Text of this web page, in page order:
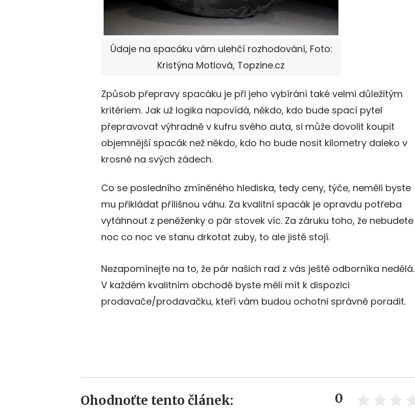
Údaje na spacáku vám ulehčí rozhodování, Foto:
Kristýna Motlová, Topzine.cz
Způsob přepravy spacáku je při jeho vybírání také velmi důležitým
kritériem. Jak už logika napovídá, někdo, kdo bude spací pytel
přepravovat výhradně v kufru svého auta, si může dovolit koupit
objemnější spacák než někdo, kdo ho bude nosit kilometry daleko v
krosně na svých zádech.
Co se posledního zmíněného hlediska, tedy ceny, týče, neměli byste
mu přikládat přílišnou váhu. Za kvalitní spacák je opravdu potřeba
vytáhnout z peněženky o pár stovek víc. Za záruku toho, že nebudete
noc co noc ve stanu drkotat zuby, to ale jistě stojí.
Nezapomínejte na to, že pár našich rad z vás ještě odborníka nedělá.
V každém kvalitním obchodě byste měli mít k dispozici
prodavače/prodavačku, kteří vám budou ochotni správně poradit.
Ohodnoťte tento článek: 0